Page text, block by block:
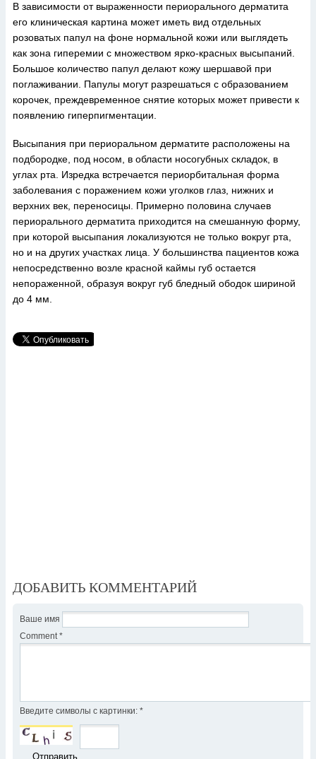
В зависимости от выраженности периорального дерматита
его клиническая картина может иметь вид отдельных
розоватых папул на фоне нормальной кожи или выглядеть
как зона гиперемии с множеством ярко-красных высыпаний.
Большое количество папул делают кожу шершавой при
поглаживании. Папулы могут разрешаться с образованием
корочек, преждевременное снятие которых может привести к
появлению гиперпигментации.
Высыпания при периоральном дерматите расположены на
подбородке, под носом, в области носогубных складок, в
углах рта. Изредка встречается периорбитальная форма
заболевания с поражением кожи уголков глаз, нижних и
верхних век, переносицы. Примерно половина случаев
периорального дерматита приходится на смешанную форму,
при которой высыпания локализуются не только вокруг рта,
но и на других участках лица. У большинства пациентов кожа
непосредственно возле красной каймы губ остается
непораженной, образуя вокруг губ бледный ободок шириной
до 4 мм.
ДОБАВИТЬ КОММЕНТАРИЙ
Ваше имя
Comment *
Введите символы с картинки: *